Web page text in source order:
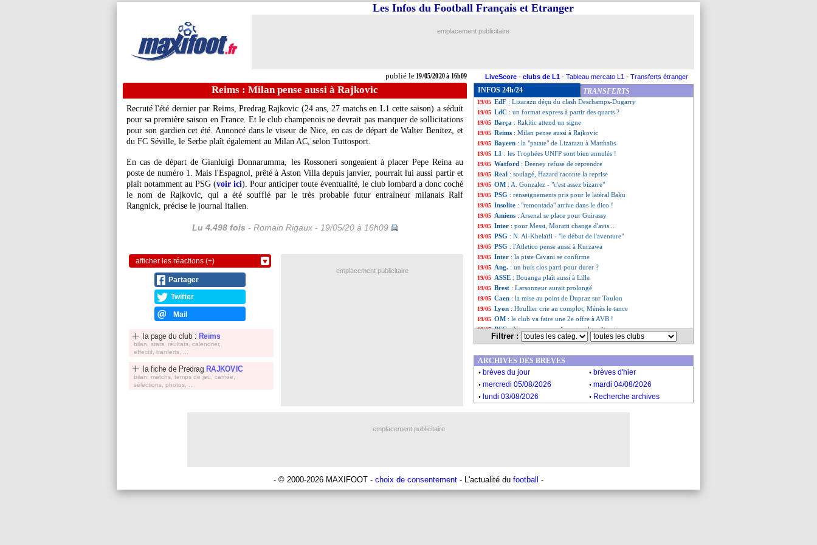
publié le19/05/2020 à 16h09
Les Infos du Football Français et Etranger
emplacement publicitaire
LiveScore - clubs de L1 - Tableau mercato L1 - Transferts étranger
Reims : Milan pense aussi à Rajkovic
Recruté l'été dernier par Reims, Predrag Rajkovic (24 ans, 27 matchs en L1 cette saison) a séduit
pour sa première saison en France. Et le club champenois ne devrait pas manquer de sollicitations
pour son gardien cet été. Annoncé dans le viseur de Nice, en cas de départ de Walter Benitez, et
du FC Séville, le Serbe plaît également au Milan AC, selon Tuttosport.
En cas de départ de Gianluigi Donnarumma, les Rossoneri songeaient à placer Pepe Reina au
poste de numéro 1. Mais l'Espagnol, prêté à Aston Villa depuis janvier, pourrait lui aussi partir et
plaît notamment au PSG (voir ici). Pour anticiper toute éventualité, le club lombard a donc coché
le nom de Rajkovic, qui a été soufflé par le très probable futur entraîneur milanais Ralf
Rangnick, précise le journal italien.
Lu 4.498 fois - Romain Rigaux - 19/05/20 à 16h09
afficher les réactions (+)
Partager
Twitter
Mail
la page du club : Reims
bilan, stats, réultats, calendrier,
effectif, tranferts, ...
la fiche de Predrag RAJKOVIC
bilan, matchs, temps de jeu, carriée,
sélections, photos, ...
INFOS 24h/24 TRANSFERTS
19/05 OM: Olmeta détaille sa proposition
19/05 OM: un agent se paie Eyraud
19/05 Brest: Larsonneur a bien prolongé (officiel)
19/05 OM: Riolo ne croit pas à la vente du club
19/05 EdF : Lizarazu déçu du clash Deschamps-Dugarry
19/05 LdC : un format express à partir des quarts ?
19/05 Barça : Rakitic attend un signe
19/05 Reims : Milan pense aussi à Rajkovic
19/05 Bayern : la "patate" de Lizarazu à Matthaüs
19/05 L1 : les Trophées UNFP sont bien annulés !
19/05 Watford : Deeney refuse de reprendre
19/05 Real : soulagé, Hazard raconte la reprise
19/05 OM : A. Gonzalez - "c'est assez bizarre"
19/05 PSG : renseignements pris pour le latéral Baku
19/05 Insolite : "remontada" arrive dans le dico !
19/05 Amiens : Arsenal se place pour Guirassy
19/05 Inter : pour Messi, Moratti change d'avis...
19/05 PSG : N. Al-Khelaïfi - "le début de l'aventure"
19/05 PSG : l'Atletico pense aussi à Kurzawa
19/05 Inter : la piste Cavani se confirme
19/05 Ang. : un huis clos parti pour durer ?
19/05 ASSE : Bouanga plaît aussi à Lille
19/05 Brest : Larsonneur aurait prolongé
19/05 Caen : la mise au point de Dupraz sur Toulon
19/05 Lyon : Houllier crie au complot, Ménès le tance
19/05 OM : le club va faire une 2e offre à AVB !
19/05 PSG: Neymar, son ancien agent le voit rester
Ita.: pas de reprise avant le 15 juin
19/05 PSG: Ibrahimovic a impressionné Trapp
19/05 L1: l'UEFA donne raison à Aulas
Liverpool: pas de titre ? Klopp relativise
... Liste des brèves du lun. 18 mai 2020
Filtrer :
emplacement publicitaire
ARCHIVES DES BREVES
. brèves du jour . brèves d'hier
. mercredi 05/08/2026 . mardi 04/08/2026
. lundi 03/08/2026 . Recherche archives
emplacement publicitaire
- © 2000-2026 MAXIFOOT - choix de consentement - L'actualité du football -